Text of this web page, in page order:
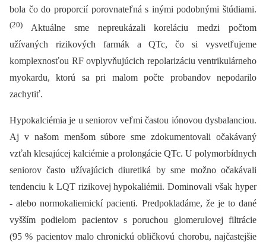
bola čo do proporcií porovnateľná s inými podobnými štúdiami.
(20) Aktuálne sme nepreukázali koreláciu medzi počtom
užívaných rizikových farmák a QTc, čo si vysvetľujeme
komplexnosťou RF ovplyvňujúcich repolarizáciu ventrikulárneho
myokardu, ktorú sa pri malom počte probandov nepodarilo
zachytiť.
Hypokalciémia je u seniorov veľmi častou iónovou dysbalanciou.
Aj v našom menšom súbore sme zdokumentovali očakávaný
vzťah klesajúcej kalciémie a prolongácie QTc. U polymorbídnych
seniorov často užívajúcich diuretiká by sme možno očakávali
tendenciu k LQT rizikovej hypokaliémii. Dominovali však hyper
-⁠ alebo normokaliemickí pacienti. Predpokladáme, že je to dané
vyšším podielom pacientov s poruchou glomerulovej filtrácie
(95 % pacientov malo chronickú obličkovú chorobu, najčastejšie